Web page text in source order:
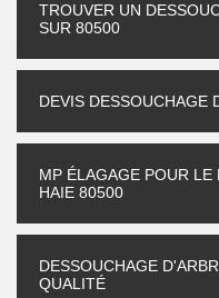
TROUVER UN
SUR 80500
DEVIS DESSOUCHAGE
MP ÉLAGAGE POUR LE
HAIE 80500
DESSOUCHAGE
QUALITÉ